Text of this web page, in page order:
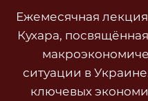
Ежемесячная
Кухара,
ситуации в
ключевых